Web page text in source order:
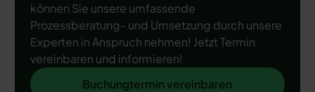
können Sie unsere umfassende
Prozessberatung- und Umsetzung durch unsere
Experten in Anspruch nehmen! Jetzt Termin
vereinbaren und informieren!
Buchungtermin vereinbaren
Buchungtermin vereinbaren